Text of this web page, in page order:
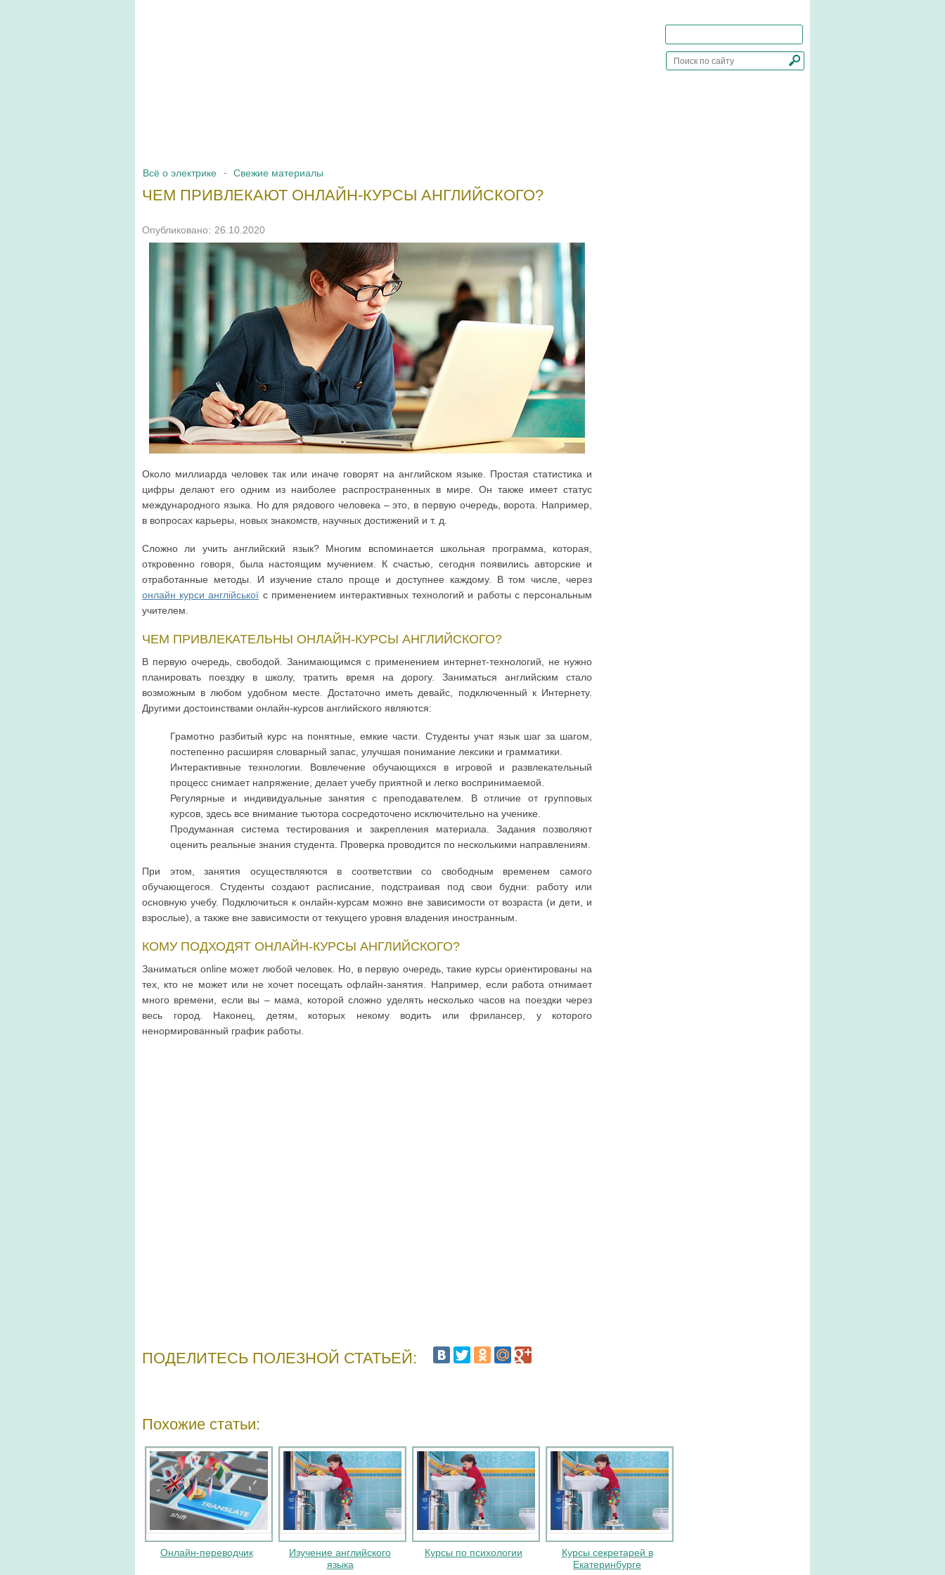
Всё о электрике Свежие материалы
ЧЕМ ПРИВЛЕКАЮТ ОНЛАЙН-КУРСЫ АНГЛИЙСКОГО?
Опубликовано: 26.10.2020
Около миллиарда человек так или иначе говорят на английском языке. Простая статистика и
цифры делают его одним из наиболее распространенных в мире. Он также имеет статус
международного языка. Но для рядового человека – это, в первую очередь, ворота. Например,
в вопросах карьеры, новых знакомств, научных достижений и т. д.
Сложно ли учить английский язык? Многим вспоминается школьная программа, которая,
откровенно говоря, была настоящим мучением. К счастью, сегодня появились авторские и
отработанные методы. И изучение стало проще и доступнее каждому. В том числе, через
онлайн курси англійської с применением интерактивных технологий и работы с персональным
учителем.
ЧЕМ ПРИВЛЕКАТЕЛЬНЫ ОНЛАЙН-КУРСЫ АНГЛИЙСКОГО?
В первую очередь, свободой. Занимающимся с применением интернет-технологий, не нужно
планировать поездку в школу, тратить время на дорогу. Заниматься английским стало
возможным в любом удобном месте. Достаточно иметь девайс, подключенный к Интернету.
Другими достоинствами онлайн-курсов английского являются:
Грамотно разбитый курс на понятные, емкие части. Студенты учат язык шаг за шагом,
постепенно расширяя словарный запас, улучшая понимание лексики и грамматики.
Интерактивные технологии. Вовлечение обучающихся в игровой и развлекательный
процесс снимает напряжение, делает учебу приятной и легко воспринимаемой.
Регулярные и индивидуальные занятия с преподавателем. В отличие от групповых
курсов, здесь все внимание тьютора сосредоточено исключительно на ученике.
Продуманная система тестирования и закрепления материала. Задания позволяют
оценить реальные знания студента. Проверка проводится по несколькими направлениям.
При этом, занятия осуществляются в соответствии со свободным временем самого
обучающегося. Студенты создают расписание, подстраивая под свои будни: работу или
основную учебу. Подключиться к онлайн-курсам можно вне зависимости от возраста (и дети, и
взрослые), а также вне зависимости от текущего уровня владения иностранным.
КОМУ ПОДХОДЯТ ОНЛАЙН-КУРСЫ АНГЛИЙСКОГО?
Заниматься online может любой человек. Но, в первую очередь, такие курсы ориентированы на
тех, кто не может или не хочет посещать офлайн-занятия. Например, если работа отнимает
много времени, если вы – мама, которой сложно уделять несколько часов на поездки через
весь город. Наконец, детям, которых некому водить или фрилансер, у которого
ненормированный график работы.
ПОДЕЛИТЕСЬ ПОЛЕЗНОЙ СТАТЬЕЙ:
Похожие статьи:
Онлайн-переводчик
Изучение английского
языка
Курсы по психологии
Курсы секретарей в
Екатеринбурге